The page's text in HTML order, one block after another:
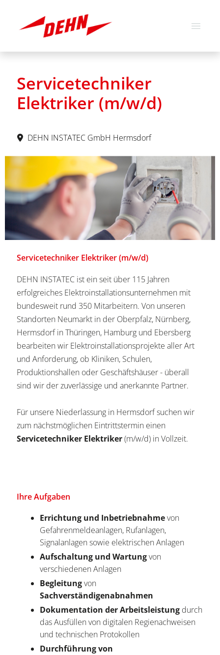
Stellenangebote
Über uns
Servicetechniker
Elektriker (m/w/d)
DEHN INSTATEC GmbH Hermsdorf
Servicetechniker Elektriker (m/w/d)
DEHN INSTATEC ist ein seit über 115 Jahren
erfolgreiches Elektroinstallationsunternehmen mit
bundesweit rund 350 Mitarbeitern. Von unseren
Standorten Neumarkt in der Oberpfalz, Nürnberg,
Hermsdorf in Thüringen, Hamburg und Ebersberg
bearbeiten wir Elektroinstallationsprojekte aller Art
und Anforderung, ob Kliniken, Schulen,
Produktionshallen oder Geschäftshäuser - überall
sind wir der zuverlässige und anerkannte Partner.
Für unsere Niederlassung in Hermsdorf suchen wir
zum nächstmöglichen Eintrittstermin einen
Servicetechniker Elektriker(m/w/d) in Vollzeit.
Ihre Aufgaben
Errichtung und Inbetriebnahmevon
Gefahrenmeldeanlagen, Rufanlagen,
Signalanlagen sowie elektrischen Anlagen
Aufschaltung und Wartungvon
verschiedenen Anlagen
Begleitungvon
Sachverständigenabnahmen
Dokumentation der Arbeitsleistung durch
das Ausfüllen von digitalen Regienachweisen
und technischen Protokollen
Durchführung von